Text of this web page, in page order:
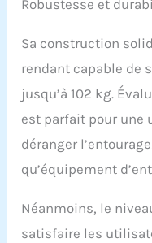
Robustesse et
Sa construction
rendant capable de
jusqu’à 102 kg.
est parfait pour une
déranger
qu’équipement
Néanmoins, le
satisfaire les